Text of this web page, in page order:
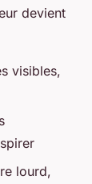
devient
visibles,
lourd,